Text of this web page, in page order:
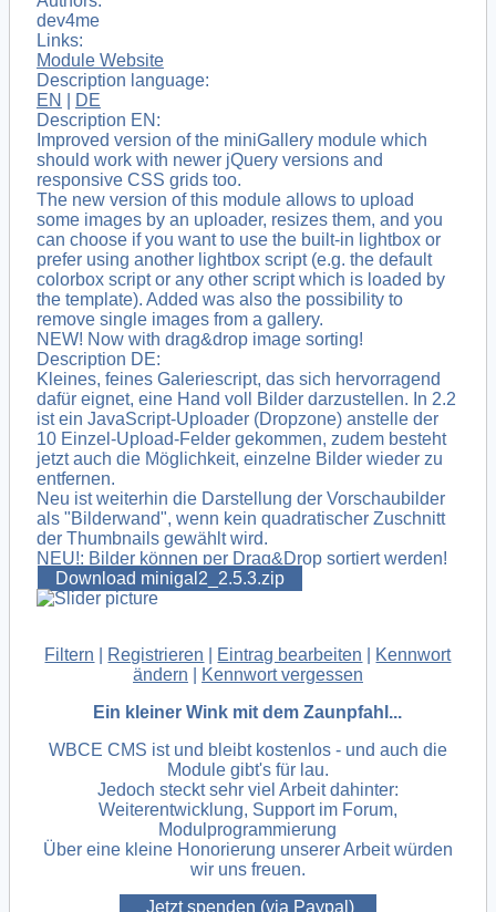
dev4me
Links:
Module Website
Description language:
EN
DE
Description EN:
Improved version of the miniGallery module which
should work with newer jQuery versions and
responsive CSS grids too.
The new version of this module allows to upload
some images by an uploader, resizes them, and you
can choose if you want to use the built-in lightbox or
prefer using another lightbox script (e.g. the default
colorbox script or any other script which is loaded by
the template). Added was also the possibility to
remove single images from a gallery.
NEW! Now with drag&drop image sorting!
Description DE:
Kleines, feines Galeriescript, das sich hervorragend
dafür eignet, eine Hand voll Bilder darzustellen. In 2.2
ist ein JavaScript-Uploader (Dropzone) anstelle der
10 Einzel-Upload-Felder gekommen, zudem besteht
jetzt auch die Möglichkeit, einzelne Bilder wieder zu
entfernen.
Neu ist weiterhin die Darstellung der Vorschaubilder
als "Bilderwand", wenn kein quadratischer Zuschnitt
der Thumbnails gewählt wird.
NEU!: Bilder können per Drag&Drop sortiert werden!
Download minigal2_2.5.3.zip
Filtern Registrieren Eintrag bearbeiten
Kennwort
ändern
Kennwort vergessen
Ein kleiner Wink mit dem Zaunpfahl...
WBCE CMS ist und bleibt kostenlos - und auch die
Module gibt's für lau.
Jedoch steckt sehr viel Arbeit dahinter:
Weiterentwicklung, Support im Forum,
Modulprogrammierung
Über eine kleine Honorierung unserer Arbeit würden
wir uns freuen.
Jetzt spenden (via Paypal)